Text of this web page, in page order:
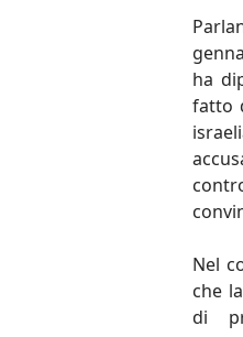
ha
fatto
Nel
che
di